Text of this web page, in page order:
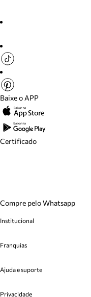
Baixe o APP
Certificado
Compre pelo Whatsapp
Institucional
Cashback
Venda Corporativa
Mapa do Site
Franquias
Plano de Negócio
Ajuda e suporte
Privacidade